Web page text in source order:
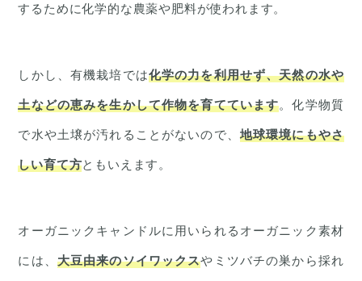
するために化学的な農薬や肥料が使われます。
しかし、有機栽培では化学の力を利用せず、天然の水や
土などの恵みを生かして作物を育てています。化学物質
で水や土壌が汚れることがないので、 地球環境にもやさ
しい育て方ともいえます。
オーガニックキャンドルに用いられるオーガニック素材
には、 大豆由来のソイワックスやミツバチの巣から採れ